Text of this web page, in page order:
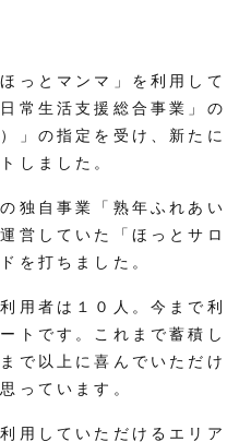
っとマンマ」を利用して
常生活支援総合事業」の
」の指定を受け、新たに
しました。
独自事業「熟年ふれあい
営していた「ほっとサロ
を打ちました。
用者は１０人。今まで利
トです。これまで蓄積し
で以上に喜んでいただけ
っています。
用していただけるエリア